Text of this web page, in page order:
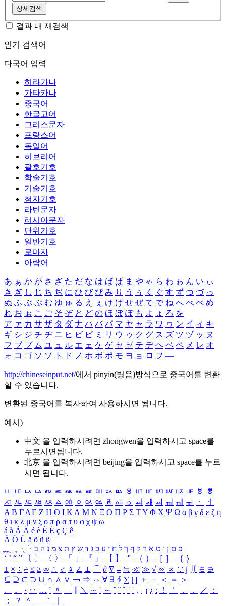
상세검색
결과 내 재검색
인기 검색어
다국어 입력
히라가나
가타카나
중국어
한글고어
그리스문자
프랑스어
독일어
히브리어
괄호기호
학술기호
기술기호
첨자기호
라틴문자
러시아문자
단위기호
일반기호
로마자
아랍어
あ ぁ か が さ ざ た だ な は ば ぱ ま や ゃ ら わ ゎ ん い ぃ
き ぎ し じ ち ぢ に ひ び ぴ み り う ぅ く ぐ す ず つ づ っ
ぬ ふ ぶ ぷ む ゆ ゅ る え ぇ け げ せ ぜ て で ね へ べ ぺ め
れ お ぉ こ ご そ ぞ と ど の ほ ぼ ぽ も よ ょ ろ を
ア ァ カ サ ザ タ ダ ナ ハ バ パ マ ヤ ャ ラ ワ ヮ ン イ ィ キ
ギ シ ジ チ ヂ ニ ヒ ビ ピ ミ リ ウ ゥ ク グ ス ズ ツ ヅ ッ ヌ
フ ブ プ ム ユ ュ ル エ ェ ケ ゲ セ ゼ テ デ ヘ ベ ペ メ レ オ
ォ コ ゴ ソ ゾ ト ド ノ ホ ボ ポ モ ヨ ョ ロ ヲ ―
http://chineseinput.net/에서 pinyin(병음)방식으로 중국어를 변환
할 수 있습니다.
변환된 중국어를 복사하여 사용하시면 됩니다.
예시)
中文 을 입력하시려면 zhongwen을 입력하시고 space를
누르시면됩니다.
北京 을 입력하시려면 beijing을 입력하시고 space를 누르
시면 됩니다.
ㅥ ㅦ ㅧ ㅨ ㅩ ㅪ ㅫ ㅬ ㅭ ㅮ ㅯ ㅰ ㅱ ㅲ ㅳ ㅴ ㅵ ㅶ ㅷ ㅸ
ㅹ
ㅺ ㅻ ㅼ ㅽ ㅾ ㅿ ㆀ ㆁ ㆂ ㆃ ㆄ ㆅ ㆆ ㆇ ㆈ ㆉ ㆊ ㆋ ㆌ ㆍ
ㆎ
Α Β ΓΔ Ε Ζ Η Θ Ι ΚΛ Μ Ν Ξ Ο Π Ρ Σ ΤΥ Φ Χ Ψ Ω α β γ δ ε ζ η
θ ι κ λ μ ν ξ ο π ρ σ τ υ φ χ ψ ω
á à Á À é è É È ç Ç ê
Ä Ö Ü ä ö ü ß
ִֶֹ ֻּ ׁׂ פ ם ן ו ט א ר ק ף ך ל ח י ע כ ג ד ש ץ ת צ מ נ ה ב
‘ ’ “ ” 〔 〕 〈 〉 「 」 『 』 【 】 ＂ （ ） ［ ］ ｛ ｝
± × ÷ ≠ ≤ ≥ ∞ ∴ ♂ ♀ ∠ ⊥ ⌒ ∂ ∇ ≡ ≒ ≪ ≫ √ ∽ ∝ ∵ ∫ ∬ ∈ ∋
⊆ ⊇ ⊂ ⊃ ∪ ∩ ∧ ∨ ￢ ⇒ ⇔ ∀ ∃ ∮ ∑ ∏ ＋ － ＜ ＝
＞
、
。 · ‥ … ¨ 〃 ― ＼ ∼ ´ ～ ˇ ˘ ˝ ˚ ˙ ¸ ¡ ¿ ː ！ ＇ ， ． ／
：
；
？ ＾ ｀